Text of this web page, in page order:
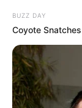
BUZZ DAY
Coyote